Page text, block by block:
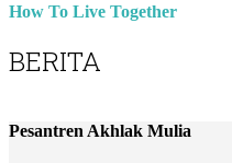
How To Live Together
BERITA
Pesantren Akhlak Mulia